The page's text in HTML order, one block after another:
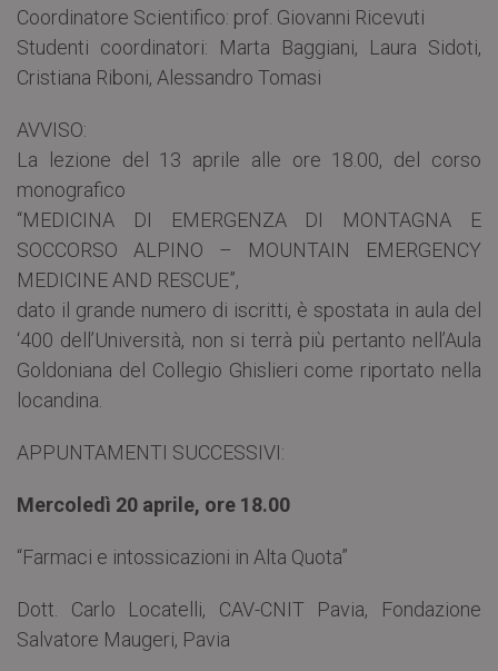
Coordinatore Scientifico: prof. Giovanni Ricevuti
Studenti coordinatori: Marta Baggiani, Laura Sidoti,
Cristiana Riboni, Alessandro Tomasi
AVVISO:
La lezione del 13 aprile alle ore 18.00, del corso
monografico
“MEDICINA DI EMERGENZA DI MONTAGNA E
SOCCORSO ALPINO – MOUNTAIN EMERGENCY
MEDICINE AND RESCUE”,
dato il grande numero di iscritti, è spostata in aula del
‘400 dell’Università, non si terrà più pertanto nell’Aula
Goldoniana del Collegio Ghislieri come riportato nella
locandina.
APPUNTAMENTI SUCCESSIVI:
Mercoledì 20 aprile, ore 18.00
“Farmaci e intossicazioni in Alta Quota”
Dott. Carlo Locatelli, CAV-CNIT Pavia, Fondazione
Salvatore Maugeri, Pavia